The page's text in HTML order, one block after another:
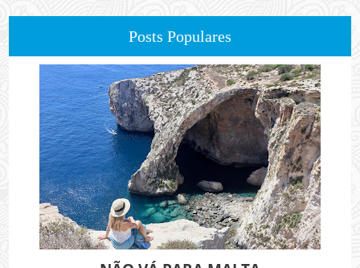
Posts Populares